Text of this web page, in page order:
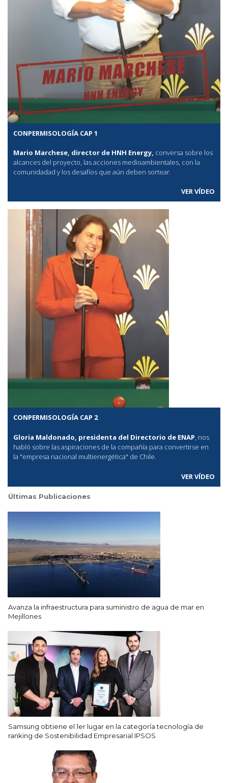
CONPERMISOLOGÍA CAP 1
Mario Marchese, director de HNH Energy, conversa sobre los
alcances del proyecto, las acciones medioambientales, con la
comunidadad y los desafíos que aún deben sortear.
VER VÍDEO
CONPERMISOLOGÍA CAP 2
Gloria Maldonado, presidenta del Directorio de ENAP , nos
habló sobre las aspiraciones de la compañía para convertirse en
la "empresa nacional multienergética" de Chile.
VER VÍDEO
Últimas Publicaciones
Avanza la infraestructura para suministro de agua de mar en
Mejillones
Samsung obtiene el 1er lugar en la categoría tecnología de
ranking de Sostenibilidad Empresarial IPSOS